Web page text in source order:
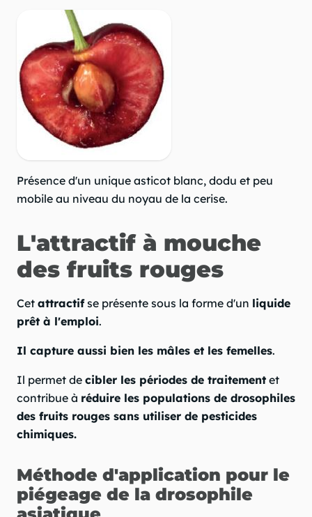
Présence d'un unique asticot blanc, dodu et peu
mobile au niveau du noyau de la cerise.
L'attractif à mouche
des fruits rouges
Cet attractifse présente sous la forme d'un liquide
prêt à l'emploi.
Il capture aussi bien les mâles et les femelles.
Il permet de cibler les périodes de traitement et
contribue à réduire les populations de drosophiles
des fruits rouges sans utiliser de pesticides
chimiques.
Méthode d'application pour le
piégeage de la drosophile